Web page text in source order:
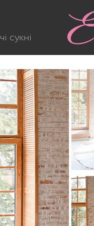
Pura
сукні